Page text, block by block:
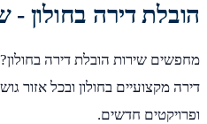
הובלת דירה בחולון -
מחפשים שירות הובלת דירה
דירה מקצועיים בחולון ובכל אזור
ופרויקטים חדשים.